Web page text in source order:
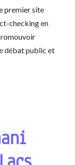
premier site
checking en
débat public et